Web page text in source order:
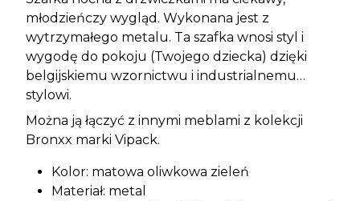
młodzieńczy wygląd. Wykonana jest z
wytrzymałego metalu. Ta szafka wnosi styl i
wygodę do pokoju (Twojego dziecka) dzięki
belgijskiemu wzornictwu i industrialnemu
stylowi.
Można ją łączyć z innymi meblami z kolekcji
Bronxx marki Vipack.
Kolor: matowa oliwkowa zieleń
Materiał: metal